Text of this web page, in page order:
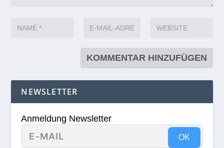
NEWSLETTER
Anmeldung Newsletter
OK